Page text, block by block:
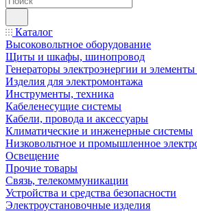
Каталог
Высоковольтное оборудование
Щиты и шкафы, шинопровод
Генераторы электроэнергии и
Изделия для электромонтажа
Инструменты, техника
Кабеленесущие системы
Кабели, провода и аксессуары
Климатические и инженерные системы
Низковольтное и промышленное
Освещение
Прочие товары
Связь, телекоммуникации
Устройства и средства безопасности
Электроустановочные изделия